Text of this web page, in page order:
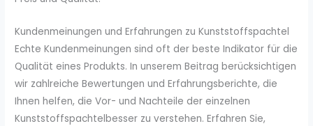
Kundenmeinungen und Erfahrungen zu Kunststoffspachtel
Echte Kundenmeinungen sind oft der beste Indikator für die
Qualität eines Produkts. In unserem Beitrag berücksichtigen
wir zahlreiche Bewertungen und Erfahrungsberichte, die
Ihnen helfen, die Vor- und Nachteile der einzelnen
Kunststoffspachtelbesser zu verstehen. Erfahren Sie,